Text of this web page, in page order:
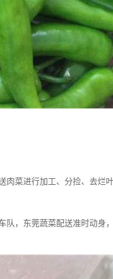
肉菜进行加工、分捡、去烂
，东莞蔬菜配送准时动身，